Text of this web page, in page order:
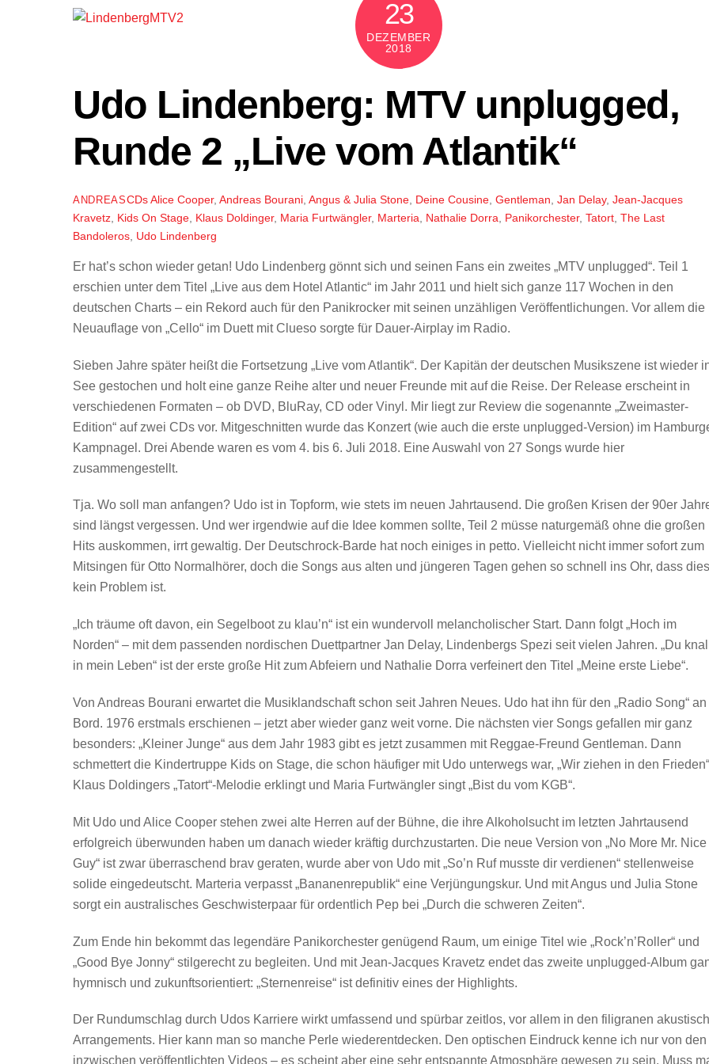
23
DEZEMBER
2018
Udo Lindenberg: MTV unplugged,
Runde 2 „Live vom Atlantik“
ANDREASCDs Alice Cooper, Andreas Bourani, Angus & Julia Stone, Deine Cousine, Gentleman Jan Delay, Jean-Jacques
Kravetz Kids On Stage Klaus Doldinger, Maria Furtwängler, Marteria Nathalie Dorra Panikorchester, Tatort The Last
Bandoleros Udo Lindenberg
Er hat’s schon wieder getan! Udo Lindenberg gönnt sich und seinen Fans ein zweites „MTV unplugged“. Teil 1
erschien unter dem Titel „Live aus dem Hotel Atlantic“ im Jahr 2011 und hielt sich ganze 117 Wochen in den
deutschen Charts – ein Rekord auch für den Panikrocker mit seinen unzähligen Veröffentlichungen. Vor allem die
Neuauflage von „Cello“ im Duett mit Clueso sorgte für Dauer-Airplay im Radio.
Sieben Jahre später heißt die Fortsetzung „Live vom Atlantik“. Der Kapitän der deutschen Musikszene ist wieder
See gestochen und holt eine ganze Reihe alter und neuer Freunde mit auf die Reise. Der Release erscheint in
verschiedenen Formaten – ob DVD, BluRay, CD oder Vinyl. Mir liegt zur Review die sogenannte „Zweimaster-
Edition“ auf zwei CDs vor. Mitgeschnitten wurde das Konzert (wie auch die erste unplugged-Version) im
Kampnagel. Drei Abende waren es vom 4. bis 6. Juli 2018. Eine Auswahl von 27 Songs wurde hier
zusammengestellt.
Tja. Wo soll man anfangen? Udo ist in Topform, wie stets im neuen Jahrtausend. Die großen Krisen der 90er
sind längst vergessen. Und wer irgendwie auf die Idee kommen sollte, Teil 2 müsse naturgemäß ohne die großen
Hits auskommen, irrt gewaltig. Der Deutschrock-Barde hat noch einiges in petto. Vielleicht nicht immer sofort zum
Mitsingen für Otto Normalhörer, doch die Songs aus alten und jüngeren Tagen gehen so schnell ins Ohr, dass dies
kein Problem ist.
„Ich träume oft davon, ein Segelboot zu klau’n“ ist ein wundervoll melancholischer Start. Dann folgt „Hoch im
Norden“ – mit dem passenden nordischen Duettpartner Jan Delay, Lindenbergs Spezi seit vielen Jahren. „Du
in mein Leben“ ist der erste große Hit zum Abfeiern und Nathalie Dorra verfeinert den Titel „Meine erste Liebe“.
Von Andreas Bourani erwartet die Musiklandschaft schon seit Jahren Neues. Udo hat ihn für den „Radio Song“ an
Bord. 1976 erstmals erschienen – jetzt aber wieder ganz weit vorne. Die nächsten vier Songs gefallen mir ganz
besonders: „Kleiner Junge“ aus dem Jahr 1983 gibt es jetzt zusammen mit Reggae-Freund Gentleman. Dann
schmettert die Kindertruppe Kids on Stage, die schon häufiger mit Udo unterwegs war, „Wir ziehen in den
Klaus Doldingers „Tatort“-Melodie erklingt und Maria Furtwängler singt „Bist du vom KGB“.
Mit Udo und Alice Cooper stehen zwei alte Herren auf der Bühne, die ihre Alkoholsucht im letzten Jahrtausend
erfolgreich überwunden haben um danach wieder kräftig durchzustarten. Die neue Version von „No More Mr. Nice
Guy“ ist zwar überraschend brav geraten, wurde aber von Udo mit „So’n Ruf musste dir verdienen“ stellenweise
solide eingedeutscht. Marteria verpasst „Bananenrepublik“ eine Verjüngungskur. Und mit Angus und Julia Stone
sorgt ein australisches Geschwisterpaar für ordentlich Pep bei „Durch die schweren Zeiten“.
Zum Ende hin bekommt das legendäre Panikorchester genügend Raum, um einige Titel wie „Rock’n’Roller“ und
„Good Bye Jonny“ stilgerecht zu begleiten. Und mit Jean-Jacques Kravetz endet das zweite unplugged-Album
hymnisch und zukunftsorientiert: „Sternenreise“ ist definitiv eines der Highlights.
Der Rundumschlag durch Udos Karriere wirkt umfassend und spürbar zeitlos, vor allem in den filigranen
Arrangements. Hier kann man so manche Perle wiederentdecken. Den optischen Eindruck kenne ich nur von den
inzwischen veröffentlichten Videos – es scheint aber eine sehr entspannte Atmosphäre gewesen zu sein. Muss